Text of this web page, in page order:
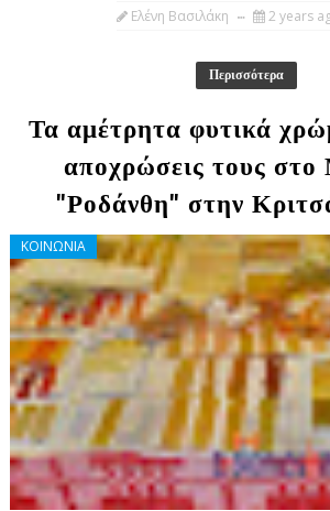
Ελένη Βασιλάκη 2 years
Περισσότερα
Τα αμέτρητα φυτικά
αποχρώσεις τους στο
"Ροδάνθη" στην
ΚΟΙΝΩΝΙΑ